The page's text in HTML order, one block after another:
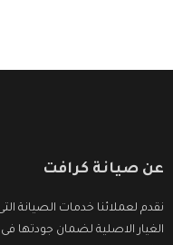
عن صيانة كرافت
نقدم لعملائنا خدمات الصيانة
الغيار الاصلية لضمان جودتها